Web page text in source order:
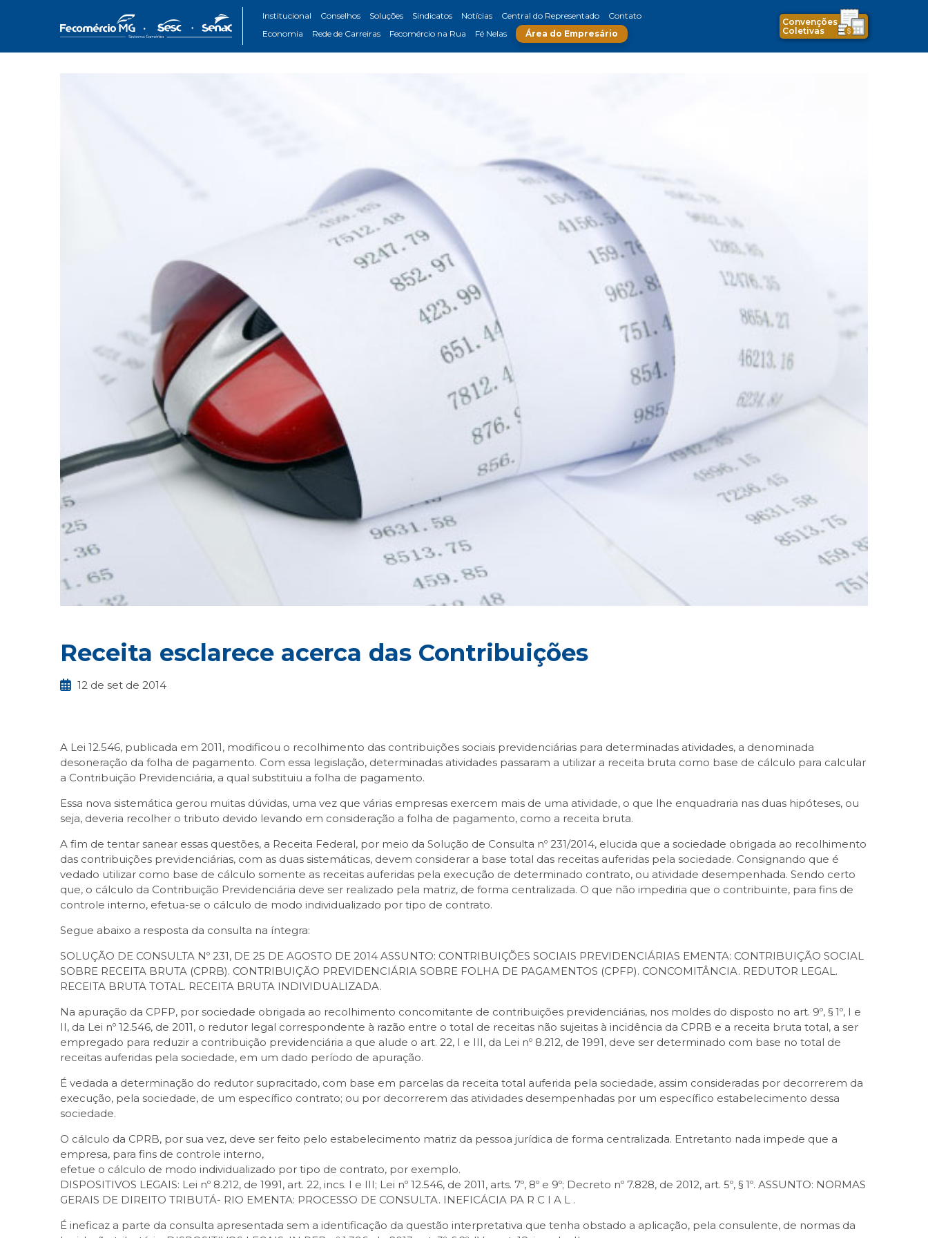
Institucional Conselhos Soluções Sindicatos Notícias Central do Representado
Contato
Economia
Rede de Carreiras Fecomércio na Rua Fé Nelas Área do Empresário
Convenções
Coletivas
Receita esclarece acerca das Contribuições
12 de set de 2014
A Lei 12.546, publicada em 2011, modificou o recolhimento das contribuições sociais previdenciárias para determinadas atividades, a denominada
desoneração da folha de pagamento. Com essa legislação, determinadas atividades passaram a utilizar a receita bruta como base de cálculo para calcular
a Contribuição Previdenciária, a qual substituiu a folha de pagamento.
Essa nova sistemática gerou muitas dúvidas, uma vez que várias empresas exercem mais de uma atividade, o que lhe enquadraria nas duas hipóteses, ou
seja, deveria recolher o tributo devido levando em consideração a folha de pagamento, como a receita bruta.
A fim de tentar sanear essas questões, a Receita Federal, por meio da Solução de Consulta nº 231/2014, elucida que a sociedade obrigada ao recolhimento
das contribuições previdenciárias, com as duas sistemáticas, devem considerar a base total das receitas auferidas pela sociedade. Consignando que é
vedado utilizar como base de cálculo somente as receitas auferidas pela execução de determinado contrato, ou atividade desempenhada. Sendo certo
que, o cálculo da Contribuição Previdenciária deve ser realizado pela matriz, de forma centralizada. O que não impediria que o contribuinte, para fins de
controle interno, efetua-se o cálculo de modo individualizado por tipo de contrato.
Segue abaixo a resposta da consulta na íntegra:
SOLUÇÃO DE CONSULTA Nº 231, DE 25 DE AGOSTO DE 2014 ASSUNTO: CONTRIBUIÇÕES SOCIAIS PREVIDENCIÁRIAS EMENTA: CONTRIBUIÇÃO SOCIAL
SOBRE RECEITA BRUTA (CPRB). CONTRIBUIÇÃO PREVIDENCIÁRIA SOBRE FOLHA DE PAGAMENTOS (CPFP). CONCOMITÂNCIA. REDUTOR LEGAL.
RECEITA BRUTA TOTAL. RECEITA BRUTA INDIVIDUALIZADA.
Na apuração da CPFP, por sociedade obrigada ao recolhimento concomitante de contribuições previdenciárias, nos moldes do disposto no art. 9º, § 1º, I e
II, da Lei nº 12.546, de 2011, o redutor legal correspondente à razão entre o total de receitas não sujeitas à incidência da CPRB e a receita bruta total, a ser
empregado para reduzir a contribuição previdenciária a que alude o art. 22, I e III, da Lei nº 8.212, de 1991, deve ser determinado com base no total de
receitas auferidas pela sociedade, em um dado período de apuração.
É vedada a determinação do redutor supracitado, com base em parcelas da receita total auferida pela sociedade, assim consideradas por decorrerem da
execução, pela sociedade, de um específico contrato; ou por decorrerem das atividades desempenhadas por um específico estabelecimento dessa
sociedade.
O cálculo da CPRB, por sua vez, deve ser feito pelo estabelecimento matriz da pessoa jurídica de forma centralizada. Entretanto nada impede que a
empresa, para fins de controle interno,
efetue o cálculo de modo individualizado por tipo de contrato, por exemplo.
DISPOSITIVOS LEGAIS: Lei nº 8.212, de 1991, art. 22, incs. I e III; Lei nº 12.546, de 2011, arts. 7º, 8º e 9º; Decreto nº 7.828, de 2012, art. 5º, § 1º. ASSUNTO: NORMAS
GERAIS DE DIREITO TRIBUTÁ- RIO EMENTA: PROCESSO DE CONSULTA. INEFICÁCIA PA R C I A L .
É ineficaz a parte da consulta apresentada sem a identificação da questão interpretativa que tenha obstado a aplicação, pela consulente, de normas da